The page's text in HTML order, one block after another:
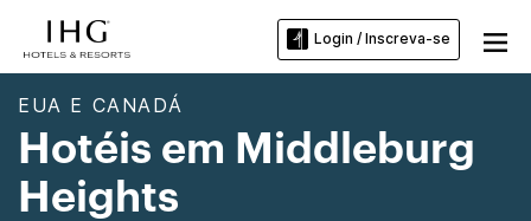
Login / Inscreva-se
EUA E CANADÁ
Hotéis em Middleburg
Heights